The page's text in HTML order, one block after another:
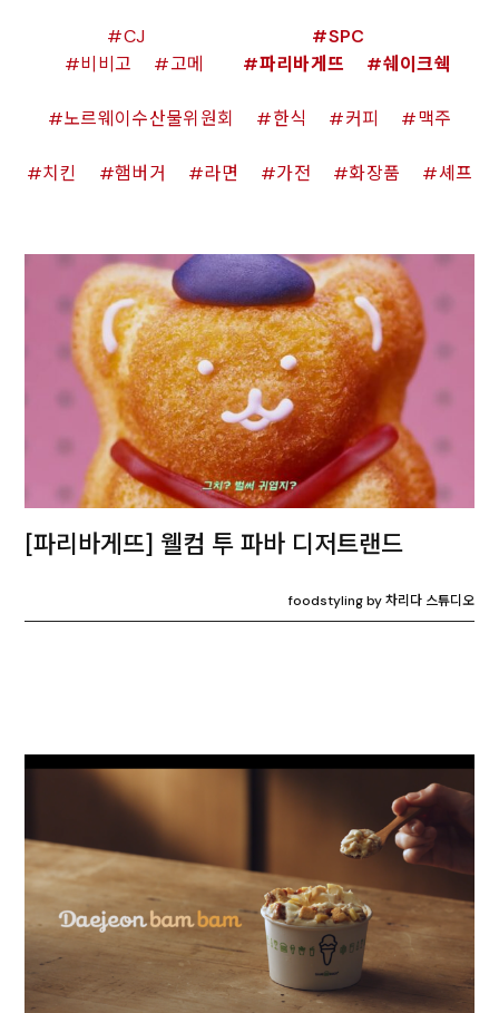
CJ
비비고
고메
SPC
파리바게뜨
쉐이크쉑
노르웨이수산물위원회 한식 커피 맥주
치킨 햄버거 라면 가전 화장품 셰프
[파리바게뜨] 웰컴 투 파바 디저트랜드
foodstyling by 차리다 스튜디오